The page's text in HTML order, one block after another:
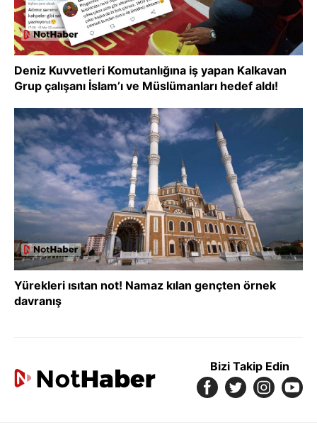
Deniz Kuvvetleri Komutanlığına iş yapan Kalkavan
Grup çalışanı İslam’ı ve Müslümanları hedef aldı!
Yürekleri ısıtan not! Namaz kılan gençten örnek
davranış
Bizi Takip Edin